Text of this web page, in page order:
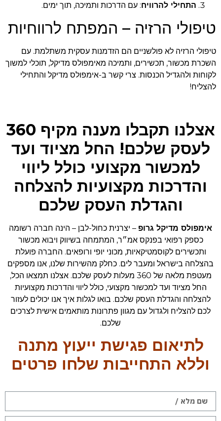
התחילי להרוויח: עם הדרכות ותמיכה, תוך ימים.
טיפולי הרזיה – המפתח לרווחיות
טיפולי הרזיה לא פולשניים הם הזדמנות עסקית משתלמת. עם
השכרת מכשור, תכשירים, ותמיכה מאימפולס מדיקל, תוכלי למשוך
לקוחות ולהגדיל הכנסות. צרי קשר ב-אימפולס מדיקל והתחילי
להצליח!
אצלנו תקבלו מענה מקיף 360
לעסק שלכם! החל מציוד ועד
למכשור מקצועי כולל ליווי
והדרכות מקצועיות להצלחה
והגדלת העסק שלכם
אימפולס מדיקל גרופ – יצרנית כחול-לבן – הינה חברה רשומה
כספק רפואי בפנקס אמ״ר, המתמחה בשיווק ויבוא מכשור
ותכשירים לקוסמטיקאיות, מכוני יופי ורופאים. החברה פועלת
בהצלחה בישראל ומעבר לים. כחלק מהשירות שלנו, אנו מספקים
מעטפת מלאה של 360 מעלות לעסק שלכם. אצלנו תמצאו הכל,
החל מציוד ועד למכשור מקצועי, כולל ליווי והדרכות מקצועיות
להצלחה והגדלת העסק שלכם. בואו לגלות איך אנו יכולים לעזור
לכם להצליח ולגדול עם מגוון פתרונות מותאמים אישית לצרכים
שלכם.
לתיאום פגישת ייעוץ מתנה
וללא התחייבות שלחו פרטים